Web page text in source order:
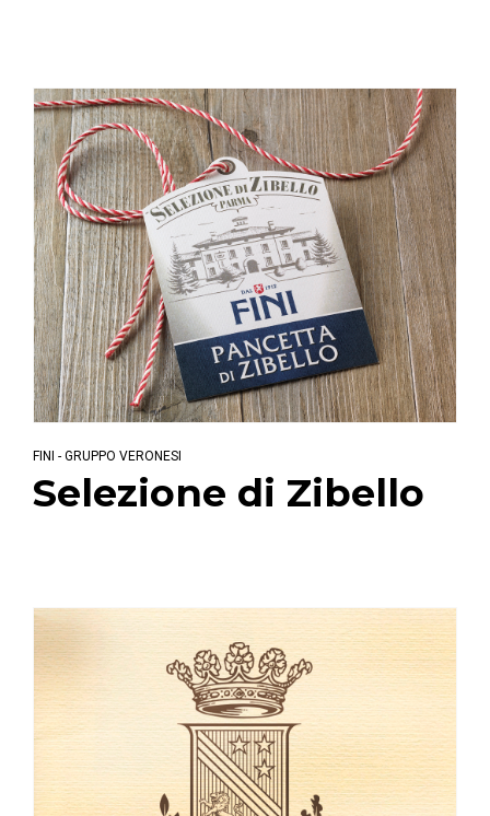
FINI - GRUPPO VERONESI
Selezione di Zibello